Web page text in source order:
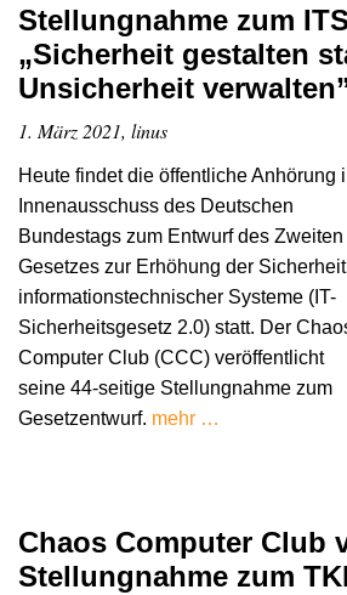
Stellungnahme zum
„Sicherheit gestalten
Unsicherheit
1. März 2021, linus
Heute findet die öffentliche Anhörung
Innenausschuss des Deutschen
Bundestags zum Entwurf des Zweiten
Gesetzes zur Erhöhung der Sicherheit
informationstechnischer Systeme (IT-
Sicherheitsgesetz 2.0) statt. Der
Computer Club (CCC) veröffentlicht
seine 44-seitige Stellungnahme zum
Gesetzentwurf. mehr …
Chaos Computer Club
Stellungnahme zum